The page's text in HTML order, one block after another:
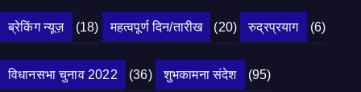
ब्रेकिंग न्यूज़ (18) महत्वपूर्ण दिन/तारीख (20) रुद्रप्रयाग (6)
विधानसभा चुनाव 2022 (36) शुभकामना संदेश (95)